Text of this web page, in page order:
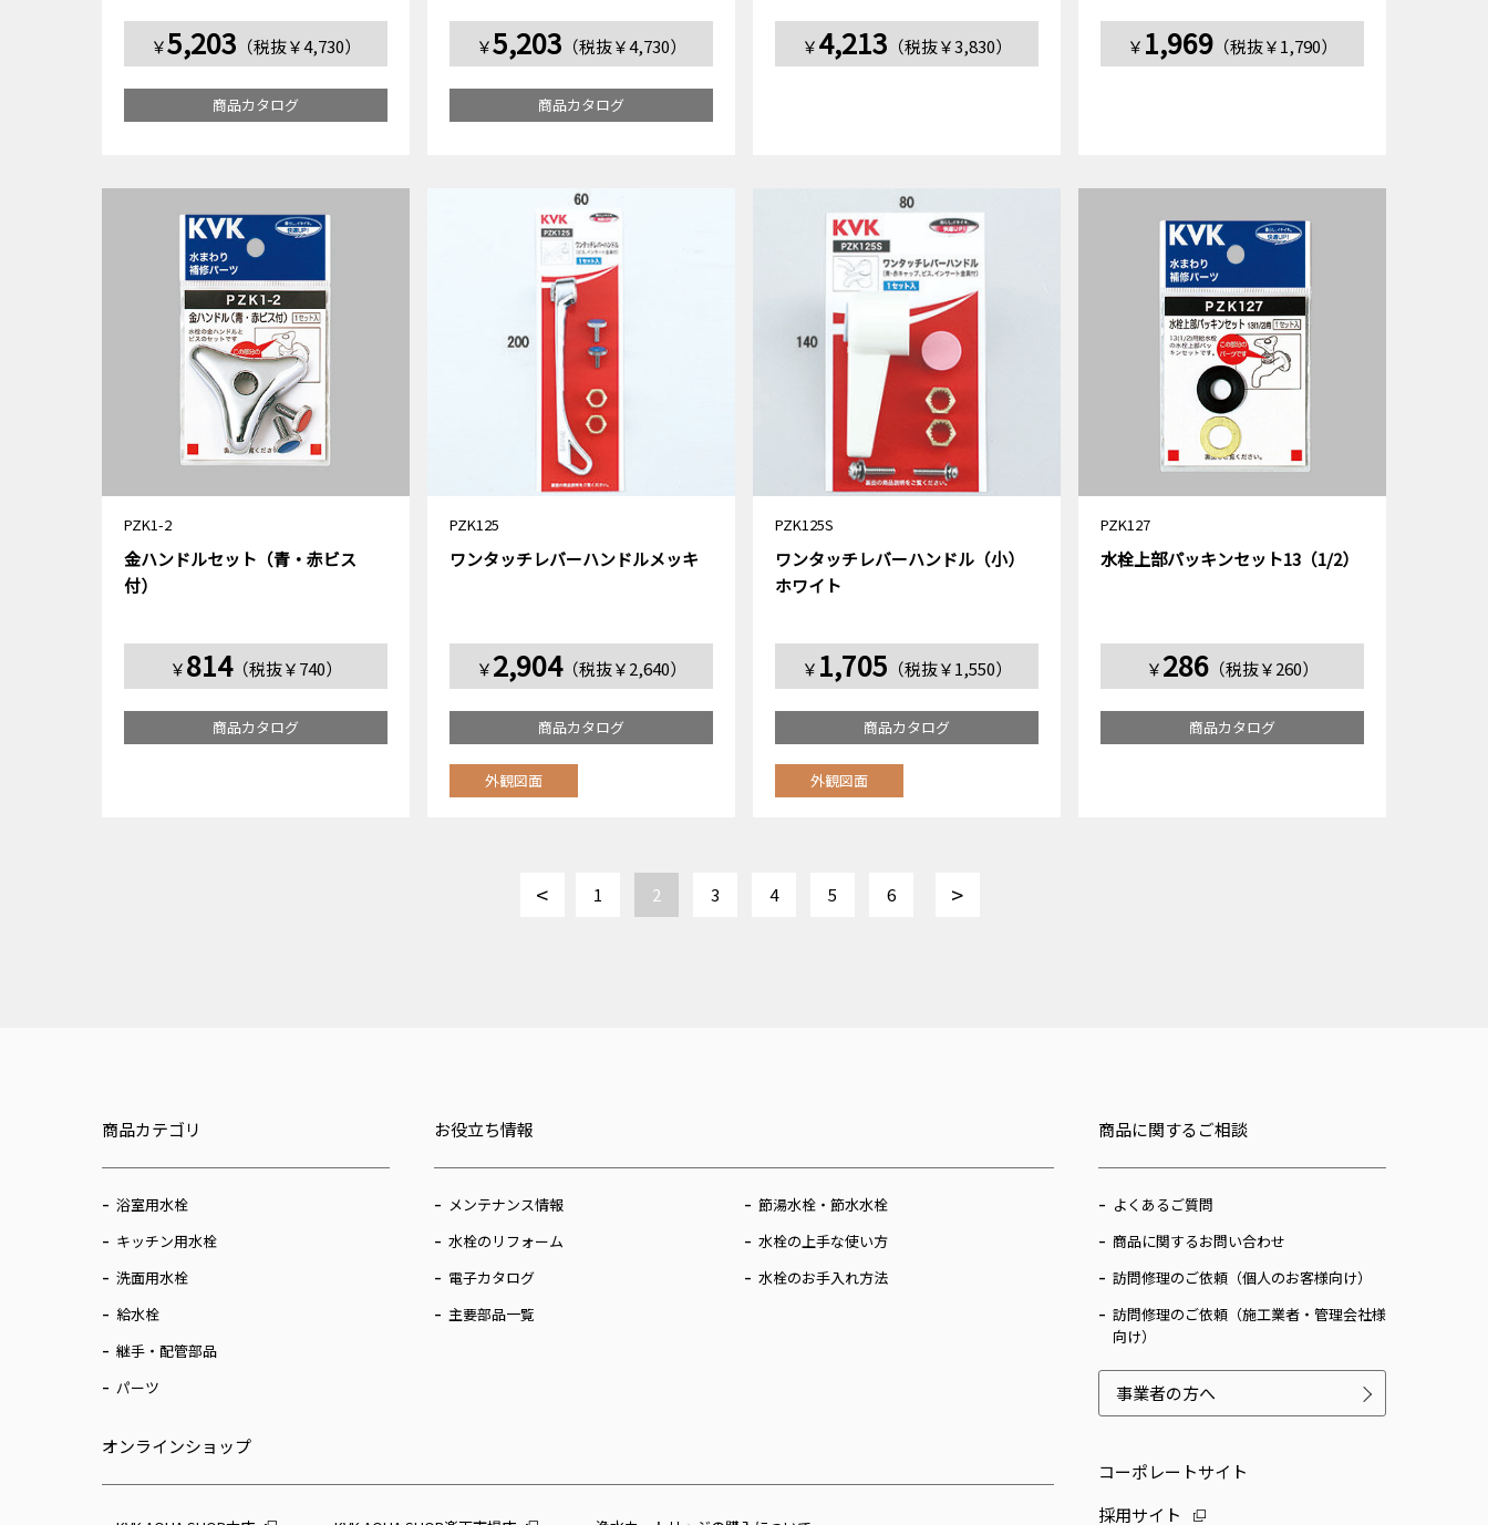
￥5,203 （税抜￥4,730）
商品カタログ
￥5,203 （税抜￥4,730）
商品カタログ
￥4,213 （税抜￥3,830） ￥ 1,969 （税抜￥1,790）
PZK1-2
金ハンドルセット（青・赤ビス
付）
￥814（税抜￥740）
商品カタログ
PZK125
ワンタッチレバーハンドルメッキ
￥2,904（税抜￥2,640）
商品カタログ
外観図面
PZK125S
ワンタッチレバーハンドル（小）
ホワイト
￥ 1,705 （税抜￥1,550）
商品カタログ
外観図面
PZK127
水栓上部パッキンセット13（1/2）
￥286 （税抜￥260）
商品カタログ
< 1 2 3 4 5 6 >
商品カテゴリ
浴室用水栓
キッチン用水栓
洗面用水栓
給水栓
継手・配管部品
パーツ
お役立ち情報
メンテナンス情報
節湯水栓・節水水栓
水栓のリフォーム
水栓の上手な使い方
電子カタログ
水栓のお手入れ方法
主要部品一覧
商品に関するご相談
よくあるご質問
商品に関するお問い合わせ
訪問修理のご依頼（個人のお客様向け）
訪問修理のご依頼（施工業者・管理会社様
向け）
事業者の方へ
オンラインショップ
コーポレートサイト
採用サイト